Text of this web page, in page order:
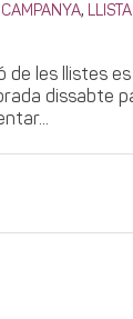
CAMPANYA,
de les llistes
dissabte